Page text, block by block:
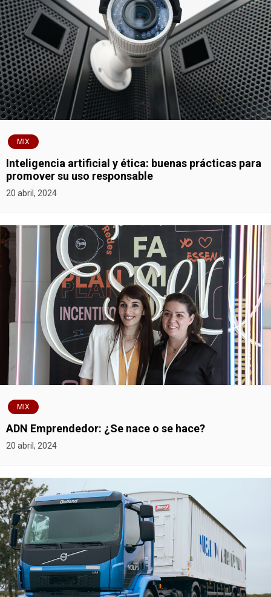
MIX
Inteligencia artificial y ética: buenas prácticas para
promover su uso responsable
20 abril, 2024
MIX
ADN Emprendedor: ¿Se nace o se hace?
20 abril, 2024